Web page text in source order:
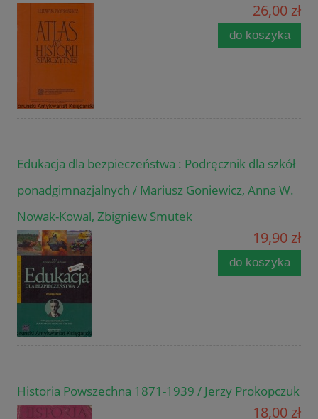
26,00 zł
do koszyka
Edukacja dla bezpieczeństwa : Podręcznik dla szkół
ponadgimnazjalnych / Mariusz Goniewicz, Anna W.
Nowak-Kowal, Zbigniew Smutek
19,90 zł
do koszyka
Historia Powszechna 1871-1939 / Jerzy Prokopczuk
18,00 zł